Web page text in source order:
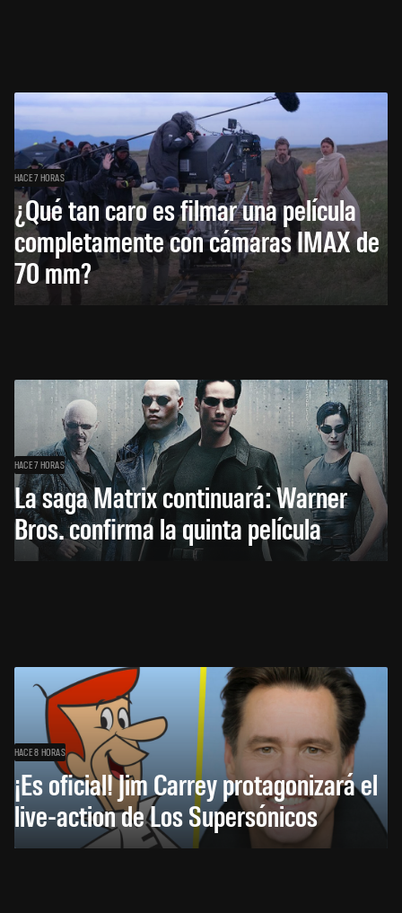
HACE 7 HORAS
¿Qué tan caro es filmar una película
completamente con cámaras IMAX de
70 mm?
HACE 7 HORAS
La saga Matrix continuará: Warner
Bros. confirma la quinta película
HACE 8 HORAS
¡Es oficial! Jim Carrey protagonizará el
live-action de Los Supersónicos